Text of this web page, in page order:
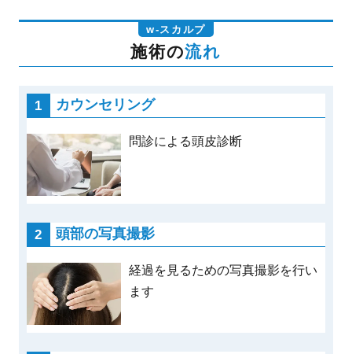
w-スカルプ
施術の流れ
カウンセリング
問診による頭皮診断
頭部の写真撮影
経過を見るための写真撮影を行い
ます